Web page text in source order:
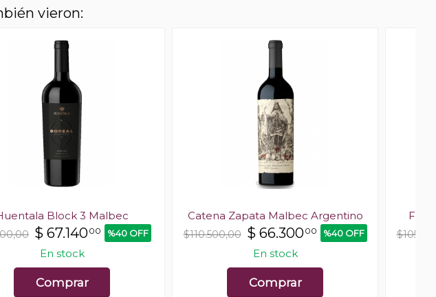
vieron:
Block 3 Malbec
$ 67.14000 %40 OFF
En stock
Comprar
Catena Zapata Malbec Argentino
$110.500,00 $ 66.30000 %40 OFF
En stock
Comprar